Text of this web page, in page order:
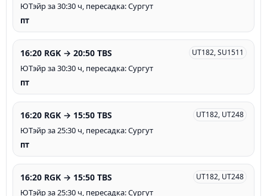
ЮТэйр за 30:30 ч, пересадка: Сургут
пт
16:20 RGK → 20:50 TBS UT182, SU1511
ЮТэйр за 30:30 ч, пересадка: Сургут
пт
16:20 RGK → 15:50 TBS UT182, UT248
ЮТэйр за 25:30 ч, пересадка: Сургут
пт
16:20 RGK → 15:50 TBS UT182, UT248
ЮТэйр за 25:30 ч, пересадка: Сургут